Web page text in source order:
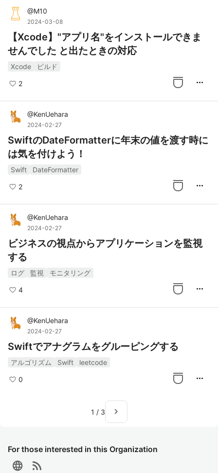
For those interested in this Organization
language rss_feed
@M10
2024-03-08
【Xcode】"アプリ名"をインストールできま
せんでした と出たときの対応
Xcode ビルド
2 more_horiz
@KenUehara
2024-02-27
SwiftのDateFormatterに年末の値を渡す時に
は気を付けよう！
Swift DateFormatter
2 more_horiz
@KenUehara
2024-02-27
ビジネスの視点からアプリケーションを監視
する
ログ 監視 モニタリング
4 more_horiz
@KenUehara
2024-02-27
Swiftでアナグラムをグルーピングする
アルゴリズム Swift leetcode
0 more_horiz
1 / 3 navigate_next